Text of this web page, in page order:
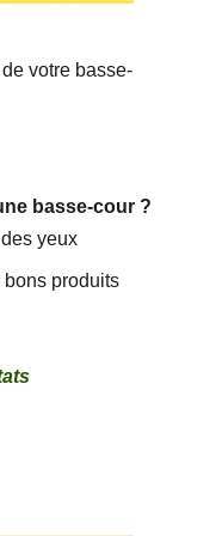
votre basse-
basse-cour ?
yeux
bons produits